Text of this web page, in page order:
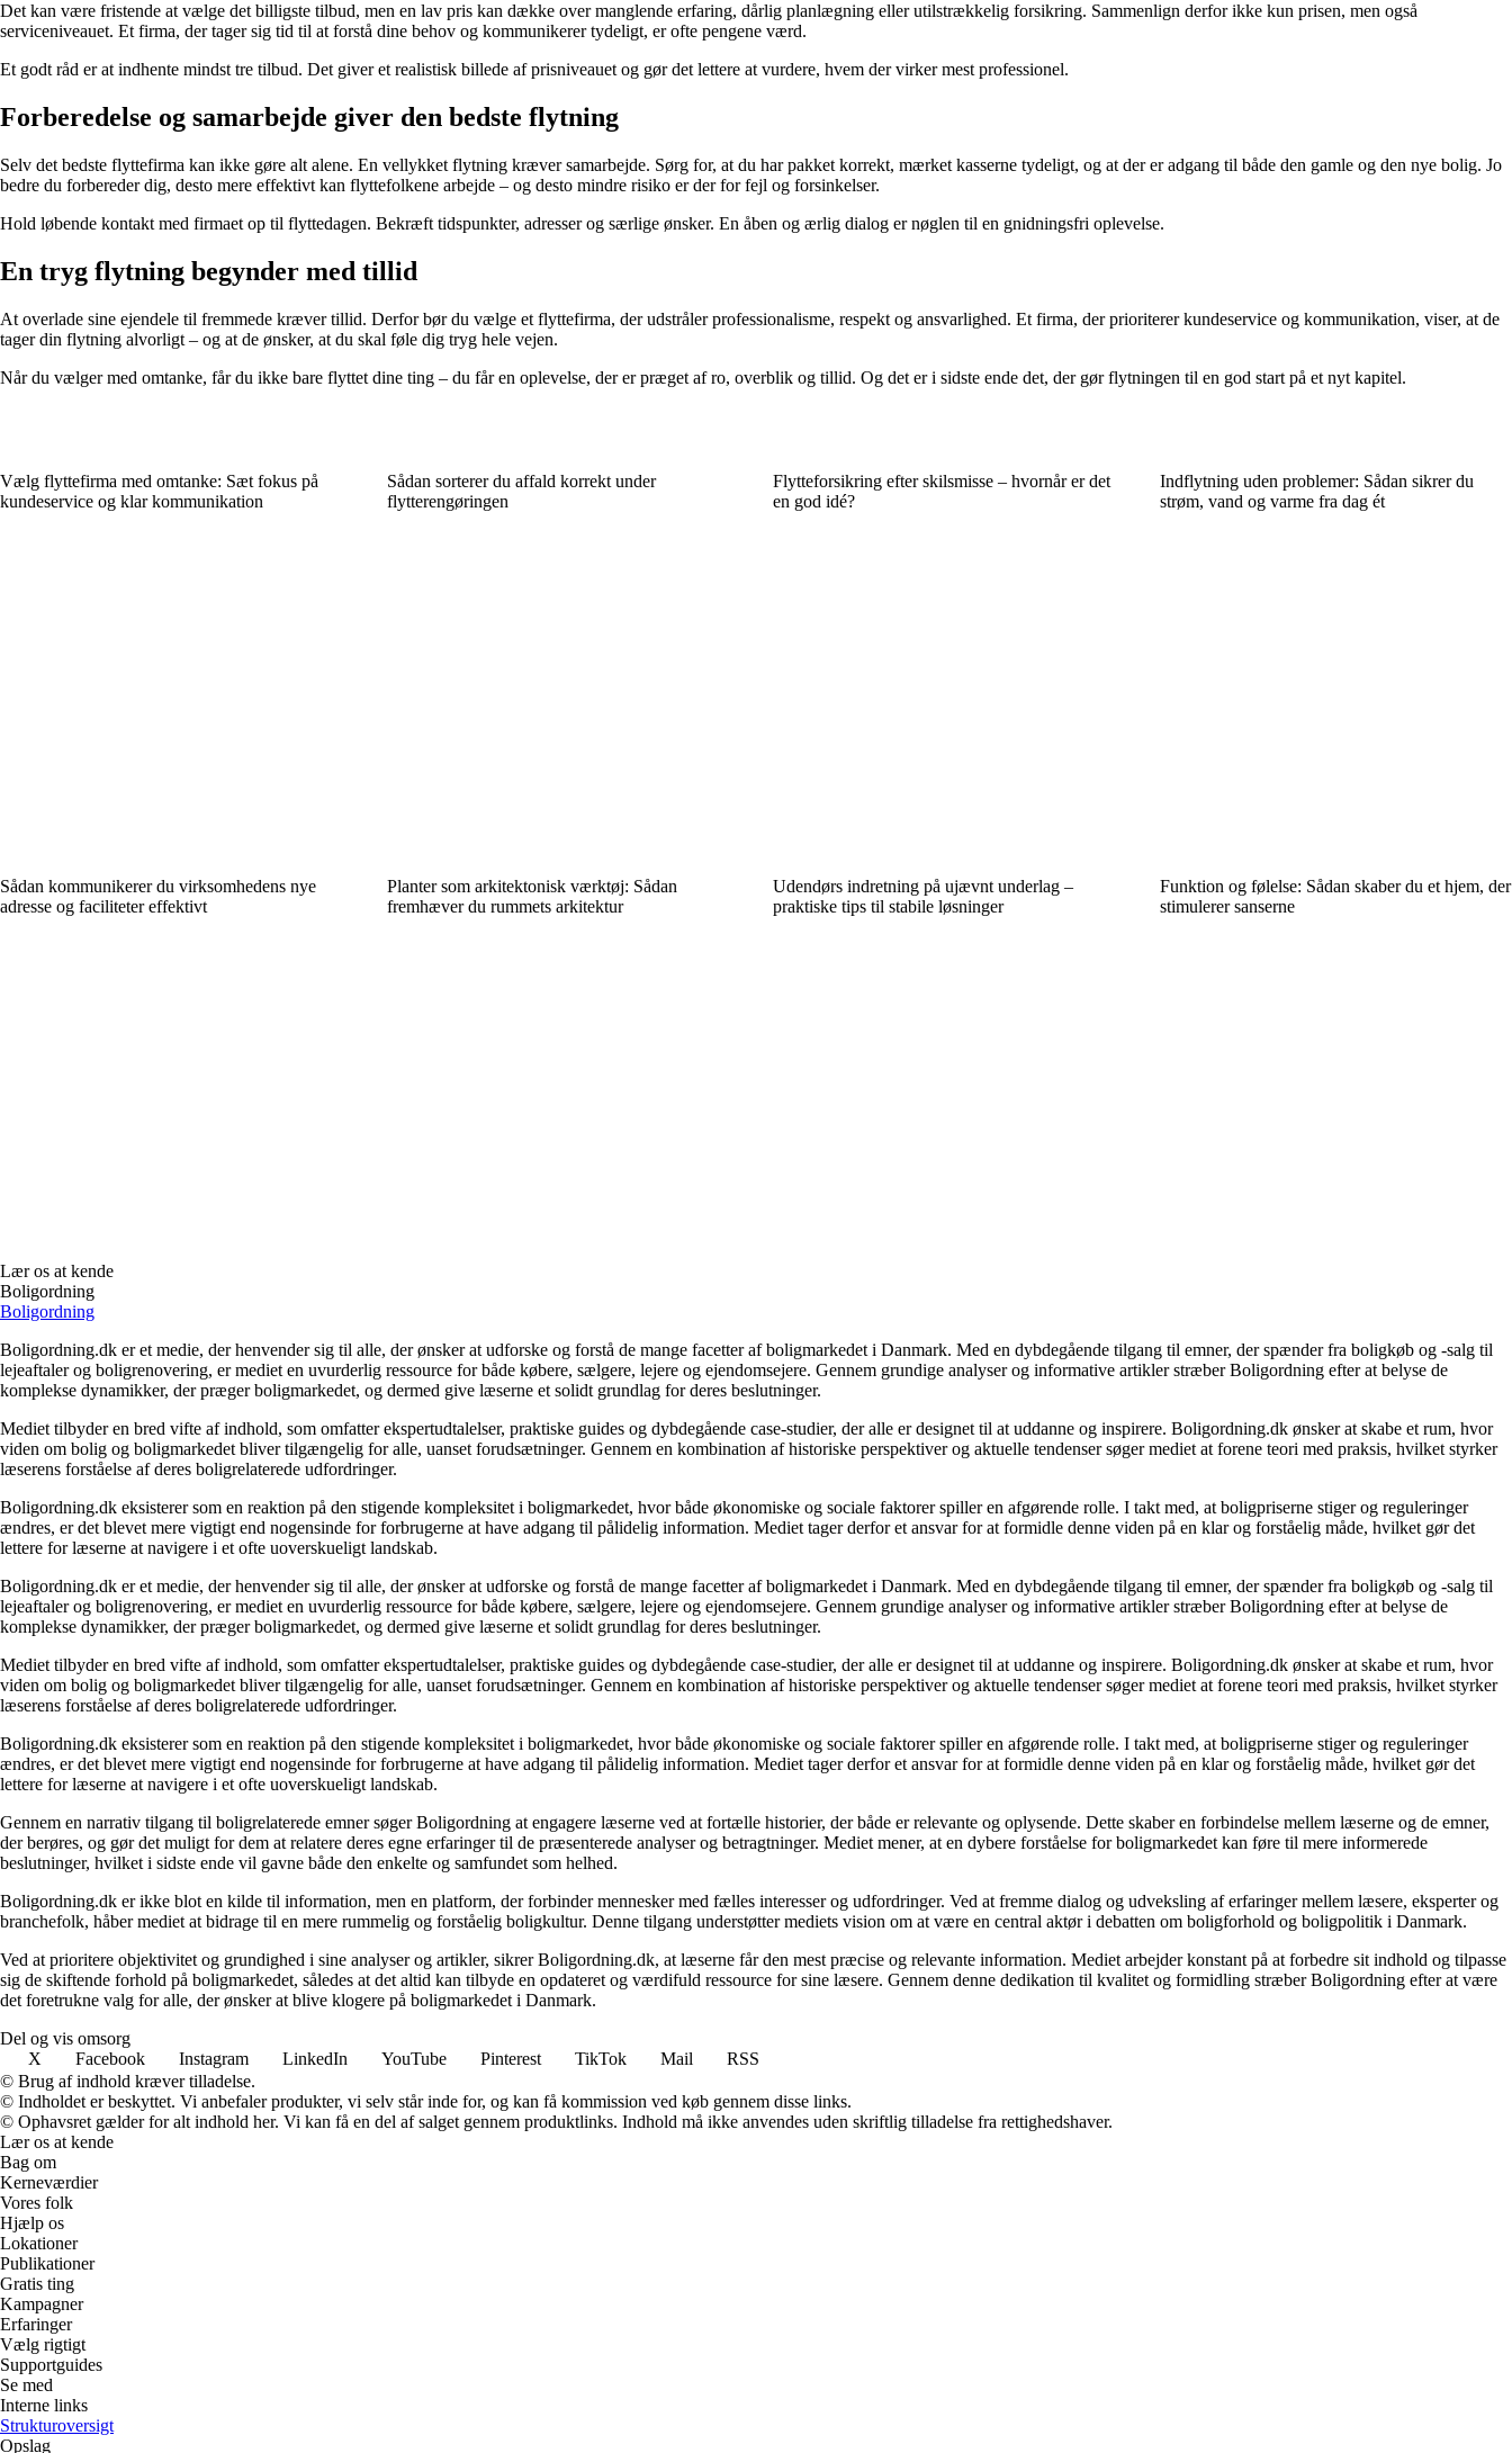
Det kan være fristende at vælge det billigste tilbud, men en lav pris kan dække over manglende erfaring, dårlig planlægning eller utilstrækkelig forsikring. Sammenlign derfor ikke kun prisen, men også
serviceniveauet. Et firma, der tager sig tid til at forstå dine behov og kommunikerer tydeligt, er ofte pengene værd.
Et godt råd er at indhente mindst tre tilbud. Det giver et realistisk billede af prisniveauet og gør det lettere at vurdere, hvem der virker mest professionel.
Forberedelse og samarbejde giver den bedste flytning
Selv det bedste flyttefirma kan ikke gøre alt alene. En vellykket flytning kræver samarbejde. Sørg for, at du har pakket korrekt, mærket kasserne tydeligt, og at der er adgang til både den gamle og den nye bolig. Jo
bedre du forbereder dig, desto mere effektivt kan flyttefolkene arbejde – og desto mindre risiko er der for fejl og forsinkelser.
Hold løbende kontakt med firmaet op til flyttedagen. Bekræft tidspunkter, adresser og særlige ønsker. En åben og ærlig dialog er nøglen til en gnidningsfri oplevelse.
En tryg flytning begynder med tillid
At overlade sine ejendele til fremmede kræver tillid. Derfor bør du vælge et flyttefirma, der udstråler professionalisme, respekt og ansvarlighed. Et firma, der prioriterer kundeservice og kommunikation, viser, at de
tager din flytning alvorligt – og at de ønsker, at du skal føle dig tryg hele vejen.
Når du vælger med omtanke, får du ikke bare flyttet dine ting – du får en oplevelse, der er præget af ro, overblik og tillid. Og det er i sidste ende det, der gør flytningen til en god start på et nyt kapitel.
Vælg flyttefirma med omtanke: Sæt fokus på
kundeservice og klar kommunikation
Sådan sorterer du affald korrekt under
flytterengøringen
Flytteforsikring efter skilsmisse – hvornår er det
en god idé?
Indflytning uden problemer: Sådan sikrer du
strøm, vand og varme fra dag ét
Sådan kommunikerer du virksomhedens nye
adresse og faciliteter effektivt
Planter som arkitektonisk værktøj: Sådan
fremhæver du rummets arkitektur
Udendørs indretning på ujævnt underlag –
praktiske tips til stabile løsninger
Funktion og følelse: Sådan skaber du et hjem, der
stimulerer sanserne
Lær os at kende
Boligordning
Boligordning
Boligordning.dk er et medie, der henvender sig til alle, der ønsker at udforske og forstå de mange facetter af boligmarkedet i Danmark. Med en dybdegående tilgang til emner, der spænder fra boligkøb og -salg til
lejeaftaler og boligrenovering, er mediet en uvurderlig ressource for både købere, sælgere, lejere og ejendomsejere. Gennem grundige analyser og informative artikler stræber Boligordning efter at belyse de
komplekse dynamikker, der præger boligmarkedet, og dermed give læserne et solidt grundlag for deres beslutninger.
Mediet tilbyder en bred vifte af indhold, som omfatter ekspertudtalelser, praktiske guides og dybdegående case-studier, der alle er designet til at uddanne og inspirere. Boligordning.dk ønsker at skabe et rum, hvor
viden om bolig og boligmarkedet bliver tilgængelig for alle, uanset forudsætninger. Gennem en kombination af historiske perspektiver og aktuelle tendenser søger mediet at forene teori med praksis, hvilket styrker
læserens forståelse af deres boligrelaterede udfordringer.
Boligordning.dk eksisterer som en reaktion på den stigende kompleksitet i boligmarkedet, hvor både økonomiske og sociale faktorer spiller en afgørende rolle. I takt med, at boligpriserne stiger og reguleringer
ændres, er det blevet mere vigtigt end nogensinde for forbrugerne at have adgang til pålidelig information. Mediet tager derfor et ansvar for at formidle denne viden på en klar og forståelig måde, hvilket gør det
lettere for læserne at navigere i et ofte uoverskueligt landskab.
Boligordning.dk er et medie, der henvender sig til alle, der ønsker at udforske og forstå de mange facetter af boligmarkedet i Danmark. Med en dybdegående tilgang til emner, der spænder fra boligkøb og -salg til
lejeaftaler og boligrenovering, er mediet en uvurderlig ressource for både købere, sælgere, lejere og ejendomsejere. Gennem grundige analyser og informative artikler stræber Boligordning efter at belyse de
komplekse dynamikker, der præger boligmarkedet, og dermed give læserne et solidt grundlag for deres beslutninger.
Mediet tilbyder en bred vifte af indhold, som omfatter ekspertudtalelser, praktiske guides og dybdegående case-studier, der alle er designet til at uddanne og inspirere. Boligordning.dk ønsker at skabe et rum, hvor
viden om bolig og boligmarkedet bliver tilgængelig for alle, uanset forudsætninger. Gennem en kombination af historiske perspektiver og aktuelle tendenser søger mediet at forene teori med praksis, hvilket styrker
læserens forståelse af deres boligrelaterede udfordringer.
Boligordning.dk eksisterer som en reaktion på den stigende kompleksitet i boligmarkedet, hvor både økonomiske og sociale faktorer spiller en afgørende rolle. I takt med, at boligpriserne stiger og reguleringer
ændres, er det blevet mere vigtigt end nogensinde for forbrugerne at have adgang til pålidelig information. Mediet tager derfor et ansvar for at formidle denne viden på en klar og forståelig måde, hvilket gør det
lettere for læserne at navigere i et ofte uoverskueligt landskab.
Gennem en narrativ tilgang til boligrelaterede emner søger Boligordning at engagere læserne ved at fortælle historier, der både er relevante og oplysende. Dette skaber en forbindelse mellem læserne og de emner,
der berøres, og gør det muligt for dem at relatere deres egne erfaringer til de præsenterede analyser og betragtninger. Mediet mener, at en dybere forståelse for boligmarkedet kan føre til mere informerede
beslutninger, hvilket i sidste ende vil gavne både den enkelte og samfundet som helhed.
Boligordning.dk er ikke blot en kilde til information, men en platform, der forbinder mennesker med fælles interesser og udfordringer. Ved at fremme dialog og udveksling af erfaringer mellem læsere, eksperter og
branchefolk, håber mediet at bidrage til en mere rummelig og forståelig boligkultur. Denne tilgang understøtter mediets vision om at være en central aktør i debatten om boligforhold og boligpolitik i Danmark.
Ved at prioritere objektivitet og grundighed i sine analyser og artikler, sikrer Boligordning.dk, at læserne får den mest præcise og relevante information. Mediet arbejder konstant på at forbedre sit indhold og tilpasse
sig de skiftende forhold på boligmarkedet, således at det altid kan tilbyde en opdateret og værdifuld ressource for sine læsere. Gennem denne dedikation til kvalitet og formidling stræber Boligordning efter at være
det foretrukne valg for alle, der ønsker at blive klogere på boligmarkedet i Danmark.
Del og vis omsorg
X
Facebook Instagram LinkedIn YouTube Pinterest TikTok Mail
RSS
© Brug af indhold kræver tilladelse.
© Indholdet er beskyttet. Vi anbefaler produkter, vi selv står inde for, og kan få kommission ved køb gennem disse links.
© Ophavsret gælder for alt indhold her. Vi kan få en del af salget gennem produktlinks. Indhold må ikke anvendes uden skriftlig tilladelse fra rettighedshaver.
Lær os at kende
Bag om
Kerneværdier
Vores folk
Hjælp os
Lokationer
Publikationer
Gratis ting
Kampagner
Erfaringer
Vælg rigtigt
Supportguides
Se med
Interne links
Strukturoversigt
Opslag